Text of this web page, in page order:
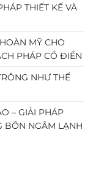
THIẾT KẾ VÀ
MỸ CHO
PHÁP CỔ ĐIỂN
NHƯ THẾ
– GIẢI PHÁP
BỒN NGÂM LẠNH